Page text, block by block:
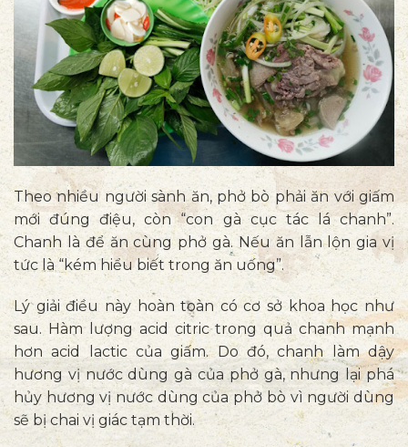
Theo nhiều người sành ăn, phở bò phải ăn với giấm
mới đúng điệu, còn “con gà cục tác lá chanh”.
Chanh là để ăn cùng phở gà. Nếu ăn lẫn lộn gia vị
tức là “kém hiểu biết trong ăn uống”.
Lý giải điều này hoàn toàn có cơ sở khoa học như
sau. Hàm lượng acid citric trong quả chanh mạnh
hơn acid lactic của giấm. Do đó, chanh làm dậy
hương vị nước dùng gà của phở gà, nhưng lại phá
hủy hương vị nước dùng của phở bò vì người dùng
sẽ bị chai vị giác tạm thời.